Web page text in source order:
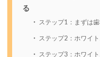
る
ステップ1：まずは
ステップ2：ホワイ
ステップ3：ホワイ